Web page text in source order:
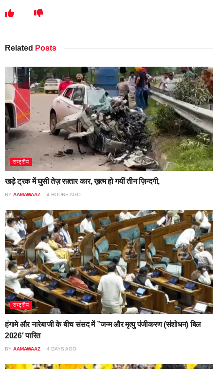
Related Posts
राष्ट्रीय
खड़े ट्रक में घुसी तेज़ रफ़्तार कार, ख़त्म हो गयीं तीन ज़िन्दगी,
BY AAMAWAAZ 4 HOURS AGO
राष्ट्रीय
हंगामे और नारेबाजी के बीच संसद में ”जन्म और मृत्यु पंजीकरण (संशोधन) बिल
2026′ पारित
BY AAMAWAAZ 4 DAYS AGO